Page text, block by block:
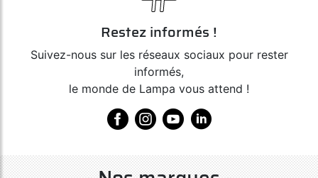
Restez informés !
Suivez-nous sur les réseaux sociaux pour rester
informés,
le monde de Lampa vous attend !